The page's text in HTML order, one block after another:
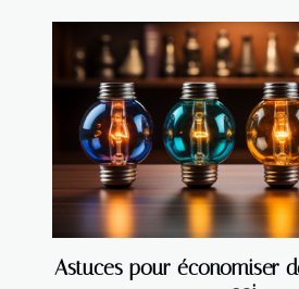
Astuces pour économiser